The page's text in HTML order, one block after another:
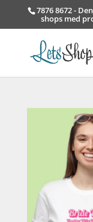
7876 8672 -
shops med